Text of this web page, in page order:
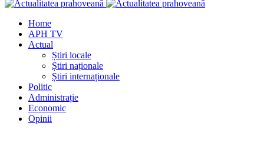
Home
APH TV
Actual
Știri locale
Știri naționale
Știri internaționale
Politic
Administrație
Economic
Opinii